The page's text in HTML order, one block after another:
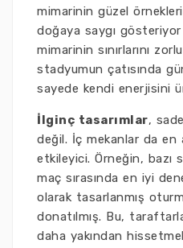
mimarinin güzel
doğaya saygı
mimarinin sınırlarını
stadyumun çatısında
sayede kendi enerjisini
İlginç tasarımlar,
değil. İç mekanlar da en
etkileyici. Örneğin, bazı
maç sırasında en iyi
olarak tasarlanmış
donatılmış. Bu,
daha yakından